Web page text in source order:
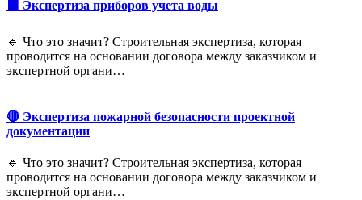
🟩 Экспертиза приборов учета воды
🔹 Что это значит? Строительная экспертиза, которая
проводится на основании договора между заказчиком и
экспертной органи…
🔴 Экспертиза пожарной безопасности проектной
документации
🔹 Что это значит? Строительная экспертиза, которая
проводится на основании договора между заказчиком и
экспертной органи…